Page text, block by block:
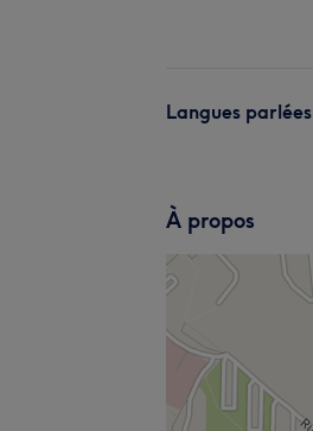
Langues parlées
À propos